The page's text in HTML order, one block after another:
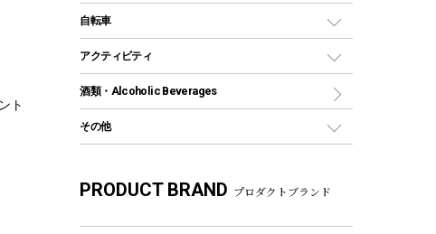
ト
グランドシート
ガイドロープ
ツール
焚き火台&ストーブ
火起こし
バーベキューツール
燃料・着火剤・炭
クッキングツール
ナイフ
カトラリー
マグカップ、カップ
ディズニーボトル
保冷剤
リュック、バックパック
トートバッグ、サコッシュ
ショッピングキャリー
その他アウトドア雑貨
レイン
インフレータブル
カヤック
パドル
ヘルメット
自転車
折りたたみ自転車
スポーツサイクル
シティサイクル
自転車用アクセサリー
自転車ウェア
アクティビティ
マリン
ラッシュガード
テント
酒類・Alcoholic Beverages
その他
湯たんぽ
PRODUCT BRAND プロダクトブランド